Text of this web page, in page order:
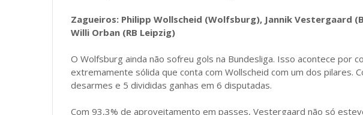
Zagueiros: Philipp Wollscheid (Wolfsburg), Jannik Vestergaard
Willi Orban (RB Leipzig)
O Wolfsburg ainda não sofreu gols na Bundesliga. Isso acontece por
extremamente sólida que conta com Wollscheid com um dos pilares.
desarmes e 5 divididas ganhas em 6 disputadas.
Com 93,3% de aproveitamento em passes, Vestergaard não só